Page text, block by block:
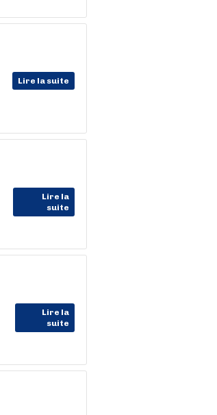
Lire la suite
Lire la
suite
Lire la
suite